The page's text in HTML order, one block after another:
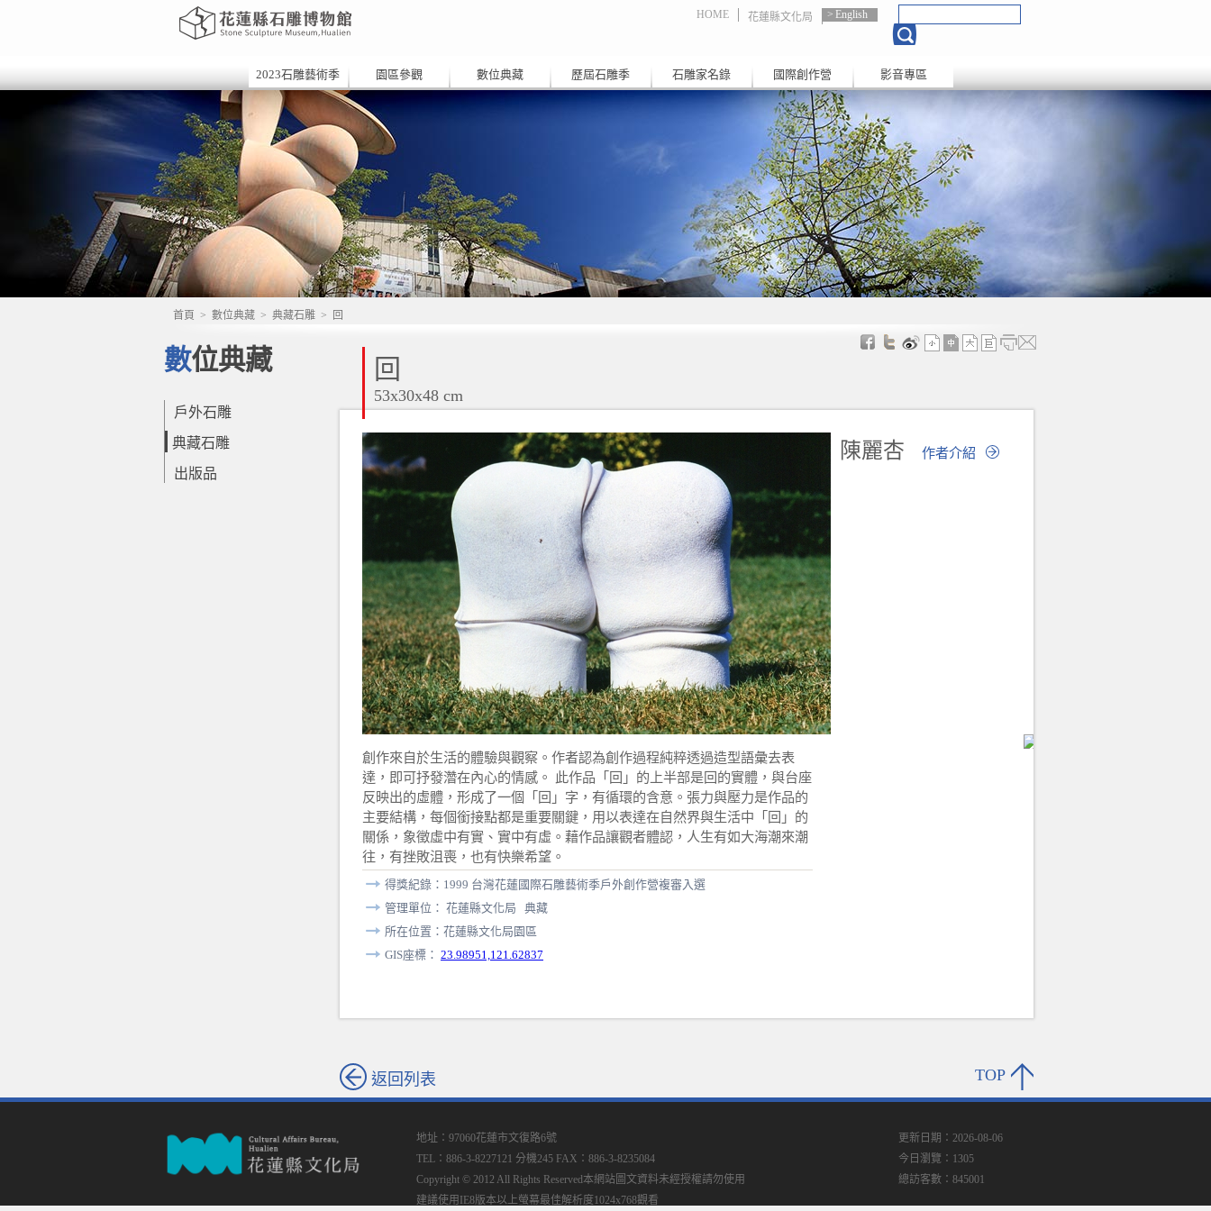
HOME 花蓮縣文化局 English
2023石雕藝術季 園區參觀 數位典藏 歷屆石雕季 石雕家名錄 國際創作營 影音專區
首頁 > 數位典藏 > 典藏石雕 > 回
數位典藏
戶外石雕
典藏石雕
出版品
回
53x30x48 cm
陳麗杏 作者介紹
創作來自於生活的體驗與觀察。作者認為創作過程純粹透過造型語彙去表
達，即可抒發濳在內心的情感。 此作品「回」的上半部是回的實體，與台座
反映出的虛體，形成了一個「回」字，有循環的含意。張力與壓力是作品的
主要結構，每個銜接點都是重要關鍵，用以表達在自然界與生活中「回」的
關係，象徵虛中有實、實中有虛。藉作品讓觀者體認，人生有如大海潮來潮
往，有挫敗沮喪，也有快樂希望。
得獎紀錄：1999 台灣花蓮國際石雕藝術季戶外創作營複審入選
管理單位： 花蓮縣文化局 典藏
所在位置：花蓮縣文化局園區
GIS座標： 23.98951,121.62837
返回列表 TOP
地址：97060花蓮市文復路6號
TEL：886-3-8227121 分機245 FAX：886-3-8235084
Copyright © 2012 All Rights Reserved本網站圖文資料未經授權請勿使用
建議使用IE8版本以上螢幕最佳解析度1024x768觀看
更新日期：2026-08-06
今日瀏覽：1305
總訪客數：845001